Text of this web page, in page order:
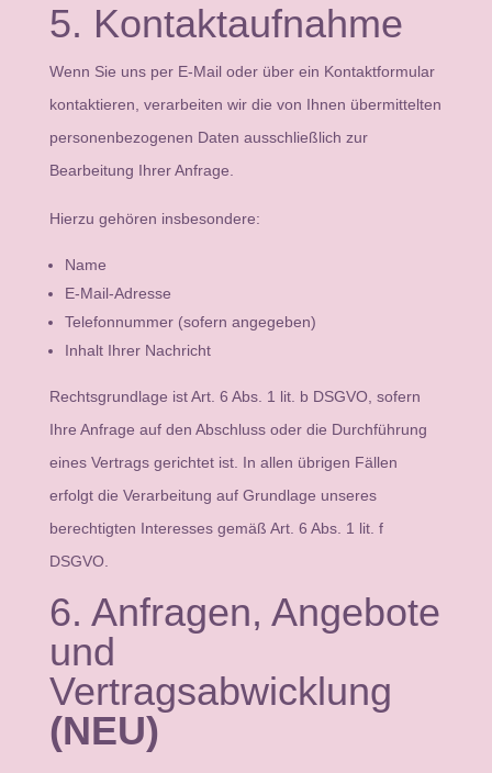
5. Kontaktaufnahme
Wenn Sie uns per E-Mail oder über ein Kontaktformular
kontaktieren, verarbeiten wir die von Ihnen übermittelten
personenbezogenen Daten ausschließlich zur
Bearbeitung Ihrer Anfrage.
Hierzu gehören insbesondere:
Name
E-Mail-Adresse
Telefonnummer (sofern angegeben)
Inhalt Ihrer Nachricht
Rechtsgrundlage ist Art. 6 Abs. 1 lit. b DSGVO, sofern
Ihre Anfrage auf den Abschluss oder die Durchführung
eines Vertrags gerichtet ist. In allen übrigen Fällen
erfolgt die Verarbeitung auf Grundlage unseres
berechtigten Interesses gemäß Art. 6 Abs. 1 lit. f
DSGVO.
6. Anfragen, Angebote
und
Vertragsabwicklung
(NEU)